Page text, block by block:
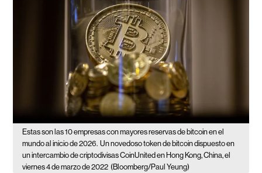
Estas son las 10 empresas con mayores reservas de bitcoin en el
mundo al inicio de 2026. Un novedoso token de bitcoin dispuesto en
un intercambio de criptodivisas CoinUnited en Hong Kong, China, el
viernes 4 de marzo de 2022 (Bloomberg/Paul Yeung)